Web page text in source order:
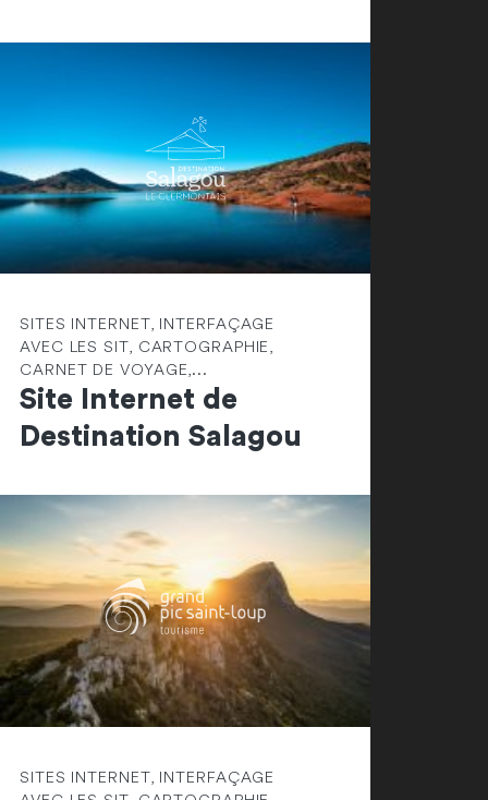
SITES INTERNET, INTERFAÇAGE
AVEC LES SIT, CARTOGRAPHIE,
CARNET DE VOYAGE,...
Site Internet de
Destination Salagou
SITES INTERNET, INTERFAÇAGE